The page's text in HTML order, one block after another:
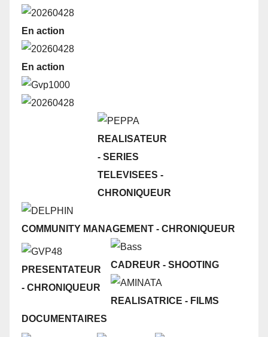
En action
En action
REALISATEUR
- SERIES
TELEVISEES -
CHRONIQUEUR
COMMUNITY MANAGEMENT - CHRONIQUEUR
PRESENTATEUR
- CHRONIQUEUR
CADREUR - SHOOTING
REALISATRICE - FILMS
DOCUMENTAIRES